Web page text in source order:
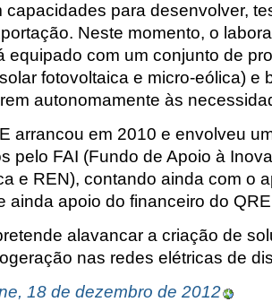
capacidades para desenvolver,
Neste momento, o
equipado com um conjunto de
fotovoltaica e micro-eólica)
autonomamente às
arrancou em 2010 e envolveu
pelo FAI (Fundo de Apoio à
e REN), contando ainda com o
ainda apoio do financeiro do
alavancar a criação de
nas redes elétricas de
18 de dezembro de 2012